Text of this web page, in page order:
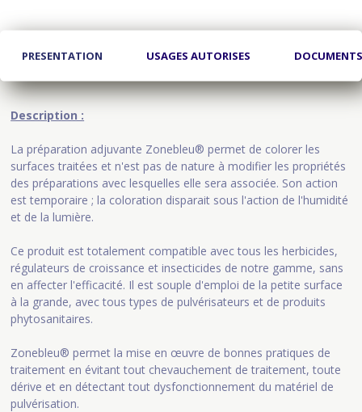
PRESENTATION USAGES AUTORISES DOCUMENTS
Description :
La préparation adjuvante Zonebleu® permet de colorer les
surfaces traitées et n'est pas de nature à modifier les propriétés
des préparations avec lesquelles elle sera associée. Son action
est temporaire ; la coloration disparait sous l'action de l'humidité
et de la lumière.
Ce produit est totalement compatible avec tous les herbicides,
régulateurs de croissance et insecticides de notre gamme, sans
en affecter l'efficacité. Il est souple d'emploi de la petite surface
à la grande, avec tous types de pulvérisateurs et de produits
phytosanitaires.
Zonebleu® permet la mise en œuvre de bonnes pratiques de
traitement en évitant tout chevauchement de traitement, toute
dérive et en détectant tout dysfonctionnement du matériel de
pulvérisation.